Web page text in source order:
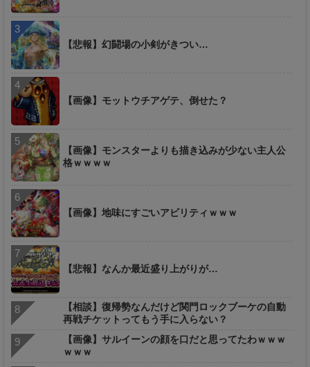
【悲報】幻闘場の小剣がきつい…
【画像】モットウチアゲテ、倒せた？
【画像】モンスターよりも描き込みが少ない主人公
格ｗｗｗｗ
【画像】地味にすごいアビリティｗｗｗ
【悲報】なんか最近盛り上がりが…
【相談】復帰勢なんだけど関門ロックブーケの自動
再戦チケットってもう手に入らない？
【画像】サルイーンの顔を口だと思ってたわｗｗｗ
ｗｗｗ